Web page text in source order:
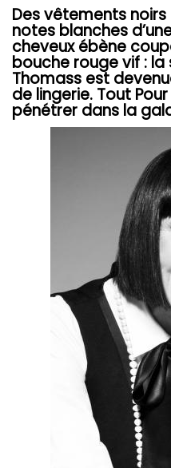
Des vêtements
notes blanches
cheveux ébène
bouche rouge vif :
Thomass est
de lingerie. Tout
pénétrer dans la